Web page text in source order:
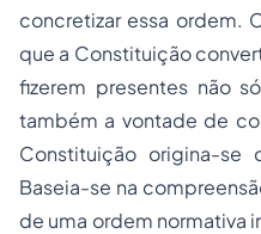
concretizar essa ordem.
que a Constituição
fizerem presentes não
também a vontade de
Constituição origina-se
Baseia-se na
de uma ordem normativa